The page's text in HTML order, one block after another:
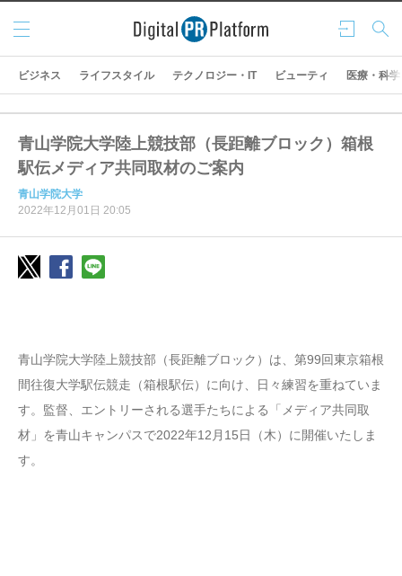
ログ
イン
検索
メニ
ュー
ビジネス ライフスタイル テクノロジー・IT ビューティ 医療・科学
青山学院大学陸上競技部（長距離ブロック）箱根
駅伝メディア共同取材のご案内
青山学院大学
2022年12月01日 20:05
青山学院大学陸上競技部（長距離ブロック）は、第99回東京箱根
間往復大学駅伝競走（箱根駅伝）に向け、日々練習を重ねていま
す。監督、エントリーされる選手たちによる「メディア共同取
材」を青山キャンパスで2022年12月15日（木）に開催いたしま
す。